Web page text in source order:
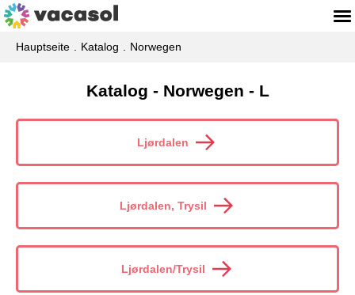
Hauptseite Katalog Norwegen
Katalog - Norwegen - L
Ljørdalen
Ljørdalen, Trysil
Ljørdalen/Trysil